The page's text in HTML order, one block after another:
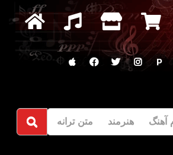
P
هنرمند متن ترانه